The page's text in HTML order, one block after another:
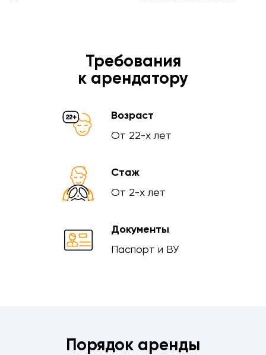
Требования
к арендатору
Возраст
От 22-х лет
Стаж
От 2-х лет
Документы
Паспорт и ВУ
Порядок аренды